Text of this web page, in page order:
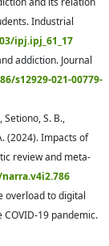
Industrial
ipj.ipj_61_17
addiction. Journal
s12929-021-00779-
Setiono, S. B.,
(2024). Impacts of
review and meta-
overload to digital
19 pandemic.